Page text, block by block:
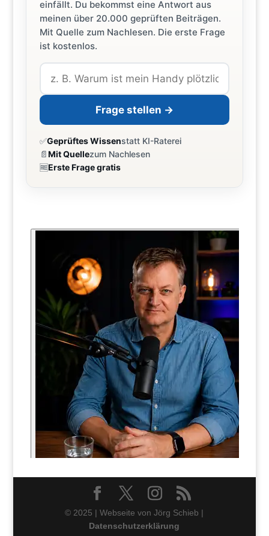
einfällt. Du bekommst eine Antwort aus
meinen über 20.000 geprüften Beiträgen.
Mit Quelle zum Nachlesen. Die erste Frage
ist kostenlos.
Frage stellen →
✅Geprüftes Wissenstatt KI-Raterei
📄Mit Quellezum Nachlesen
🆓Erste Frage gratis
© 2025 | Webseite von Jörg Schieb |
Datenschutzerklärung